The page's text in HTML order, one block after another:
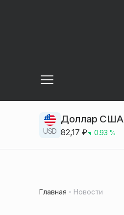
USD
Доллар США
82,17 ₽ 0.93 %
Главная Новости